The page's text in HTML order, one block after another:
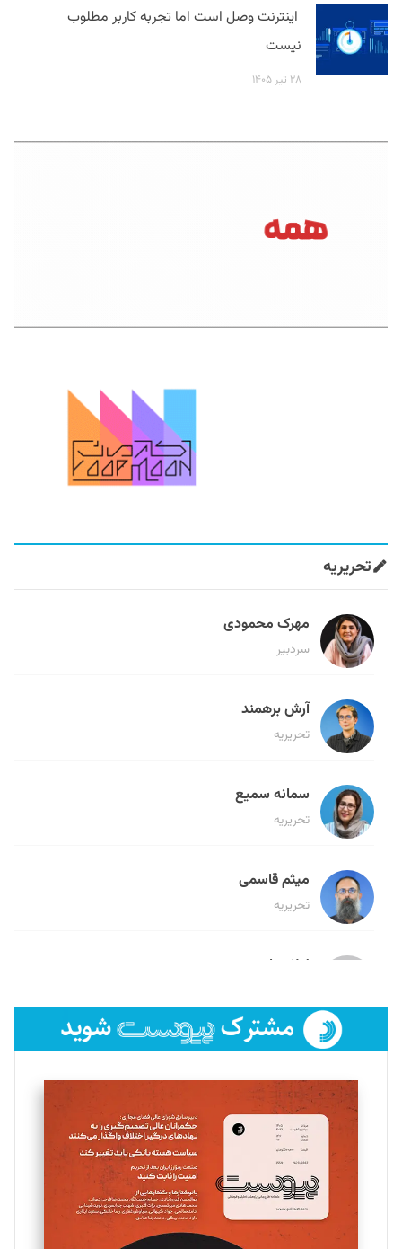
اینترنت وصل است اما تجربه کاربر مطلوب
نیست
۲۸ تیر ۱۴۰۵
تحریریه
مهرک محمودی
سردبیر
آرش برهمند
تحریریه
سمانه سمیع
تحریریه
میثم قاسمی
تحریریه
لیلا حنارود
فائزه فتحی رستمی
تحریریه
سروش کرمیان
تحریریه
مینا پاکدل